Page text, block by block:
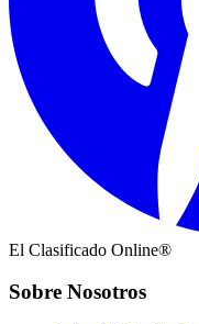
El Clasificado Online®
Sobre Nosotros